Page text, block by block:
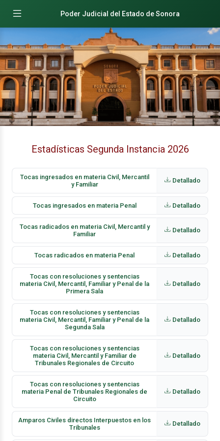
Poder Judicial del Estado de Sonora
Estadísticas Segunda Instancia 2026
Tocas ingresados en materia Civil, Mercantil
y Familiar
Detallado
Tocas ingresados en materia Penal Detallado
Tocas radicados en materia Civil, Mercantil y
Familiar
Detallado
Tocas radicados en materia Penal Detallado
Tocas con resoluciones y sentencias
materia Civil, Mercantil, Familiar y Penal de la
Primera Sala
Detallado
Tocas con resoluciones y sentencias
materia Civil, Mercantil, Familiar y Penal de la
Segunda Sala
Detallado
Tocas con resoluciones y sentencias
materia Civil, Mercantil y Familiar de
Tribunales Regionales de Circuito
Detallado
Tocas con resoluciones y sentencias
materia Penal de Tribunales Regionales de
Circuito
Detallado
Amparos Civiles directos Interpuestos en los
Tribunales
Detallado